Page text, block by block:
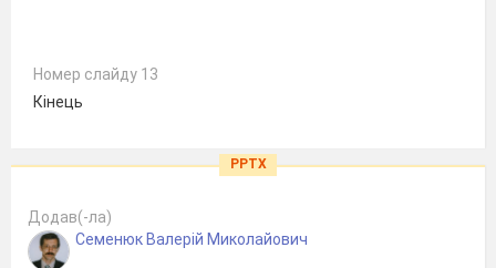
Номер слайду 13
Кінець
PPTX
Додав(-ла)
Семенюк Валерій Миколайович